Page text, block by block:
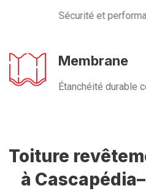
Sécurité et
Membrane
Étanchéité durable
Toiture
à